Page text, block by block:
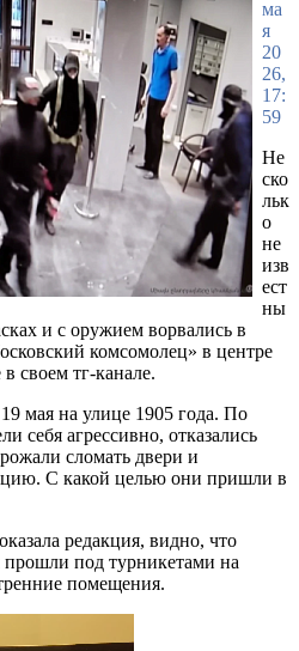
ма
я
20
26,
17:
59
Не
ско
льк
о
не
изв
ест
ны
и с оружием ворвались в
комсомолец» в центре
своем тг-канале.
мая на улице 1905 года. По
агрессивно, отказались
сломать двери и
С какой целью они пришли в
редакция, видно, что
под турникетами на
помещения.